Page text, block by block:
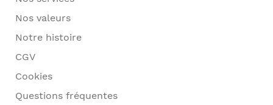
Nos valeurs
Notre histoire
CGV
Cookies
Questions fréquentes